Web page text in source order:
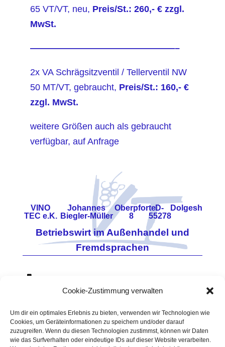
Cookie-Zustimmung verwalten
Um dir ein optimales Erlebnis zu bieten, verwenden wir Technologien wie
Cookies, um Geräteinformationen zu speichern und/oder darauf
zuzugreifen. Wenn du diesen Technologien zustimmst, können wir Daten
wie das Surfverhalten oder eindeutige IDs auf dieser Website verarbeiten.
65 VT/VT, neu, Preis/St.: 260,- € zzgl.
MwSt.
————————————————–
2x VA Schrägsitzventil / Tellerventil NW
50 MT/VT, gebraucht, Preis/St.: 160,- €
zzgl. MwSt.
weitere Größen auch als gebraucht
verfügbar, auf Anfrage
VINO
TEC e.K.
Johannes
Biegler-Müller
Oberpforte
8
D-
55278
Dolgesheim
Betriebswirt im Außenhandel und
Fremdsprachen
06733 - 960114
Vino-Tec@t-online.de
https://www.vino-tec.de
ID-
Amtsgericht Mainz